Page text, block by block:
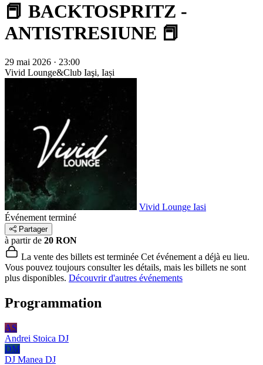
📕 BACKTOSPRITZ -
ANTISTRESIUNE 📕
29 mai 2026 · 23:00
Vivid Lounge&Club Iaşi, Iași
Vivid Lounge Iasi
Événement terminé
Partager
à partir de 20 RON
La vente des billets est terminée Cet événement a déjà eu lieu.
Vous pouvez toujours consulter les détails, mais les billets ne sont
plus disponibles. Découvrir d'autres événements
Programmation
AS
Andrei Stoica DJ
DM
DJ Manea DJ